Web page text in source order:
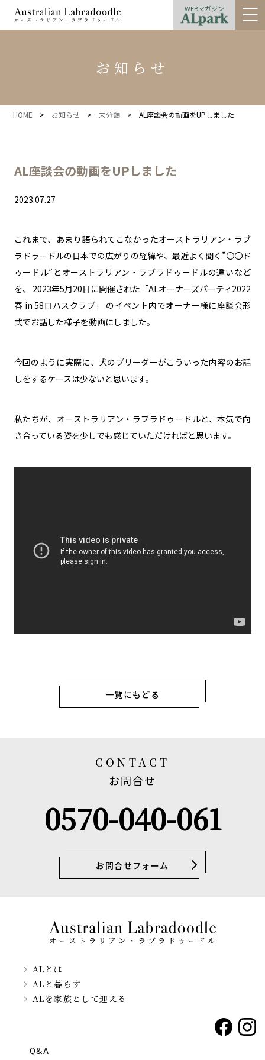
WEBマガジン
お知らせ
HOME > お知らせ >未分類 >AL座談会の動画をUPしました
AL座談会の動画をUPしました
2023.07.27
これまで、あまり語られてこなかったオーストラリアン・ラブ
ラドゥードルの日本での広がりの経緯や、最近よく聞く”〇〇ド
ゥードル”とオーストラリアン・ラブラドゥードルの違いなど
を、 2023年5月20日に開催された「ALオーナーズパーティ2022
春 in 58ロハスクラブ」 のイベント内でオーナー様に座談会形
式でお話した様子を動画にしました。
今回のように実際に、犬のブリーダーがこういった内容のお話
しをするケースは少ないと思います。
私たちが、オーストラリアン・ラブラドゥードルと、本気で向
き合っている姿を少しでも感じていただければと思います。
一覧にもどる
CONTACT
お問合せ
0570-040-061
お問合せフォーム
ALとは
ALと暮らす
ALを家族として迎える
Q&A